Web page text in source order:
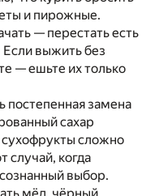
и пирожные.
— перестать есть
Если выжить без
— ешьте их только
постепенная замена
сахар
сухофрукты сложно
случай, когда
выбор.